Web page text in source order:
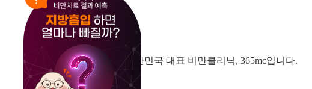
안녕하세요. 대한민국 대표 비만클리닉, 365mc입니다.